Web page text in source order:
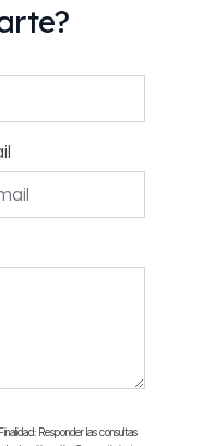
Responder las consultas